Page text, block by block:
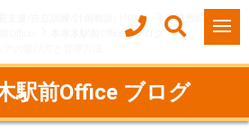
支援/自立訓練/計画相談) HOME
事業所紹介
Office
本厚木駅前Officeのブログ
の選び方と管理方法
駅前Office ブログ